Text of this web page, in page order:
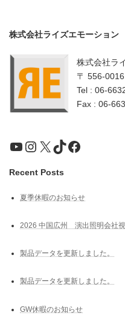
株式会社ライズエモーション
株式会社ラ
〒 556-
Tel : 06-
Fax : 06-
YouTube
Instagram
X TikTokFacebook
Recent Posts
夏季休暇のお知らせ
2026 中国広州 演出照明会社
製品データを更新しました。
製品データを更新しました。
GW休暇のお知らせ